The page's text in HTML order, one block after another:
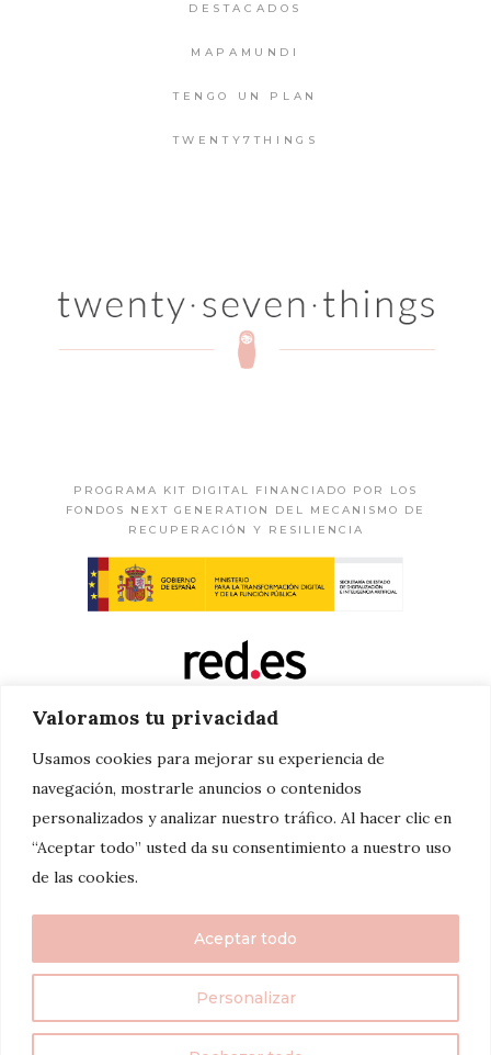
Valoramos tu privacidad
Usamos cookies para mejorar su experiencia de
navegación, mostrarle anuncios o contenidos
personalizados y analizar nuestro tráfico. Al hacer clic en
“Aceptar todo” usted da su consentimiento a nuestro uso
de las cookies.
Personalizar
Aceptar todo
DESTACADOS
MAPAMUNDI
TENGO UN PLAN
TWENTY7THINGS
PROGRAMA KIT DIGITAL FINANCIADO POR LOS
FONDOS NEXT GENERATION DEL MECANISMO DE
RECUPERACIÓN Y RESILIENCIA